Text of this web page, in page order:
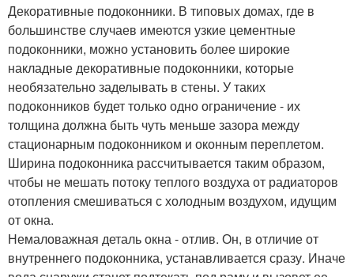
Декоративные подоконники. В типовых домах, где в
большинстве случаев имеются узкие цементные
подоконники, можно установить более широкие
накладные декоративные подоконники, которые
необязательно заделывать в стены. У таких
подоконников будет только одно ограничение - их
толщина должна быть чуть меньше зазора между
стационарным подоконником и оконным переплетом.
Ширина подоконника рассчитывается таким образом,
чтобы не мешать потоку теплого воздуха от радиаторов
отопления смешиваться с холодным воздухом, идущим
от окна.
Немаловажная деталь окна - отлив. Он, в отличие от
внутреннего подоконника, устанавливается сразу. Иначе